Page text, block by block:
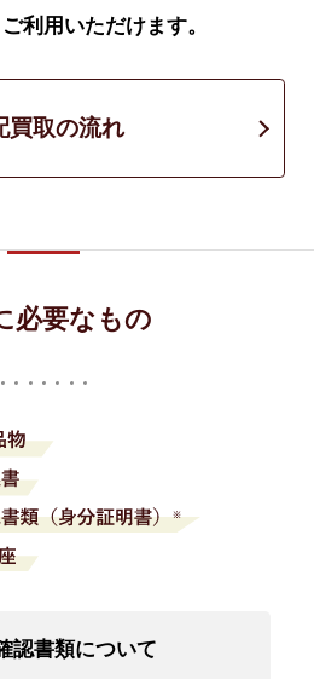
利用いただけます。
買取の流れ
必要なもの
認書類について